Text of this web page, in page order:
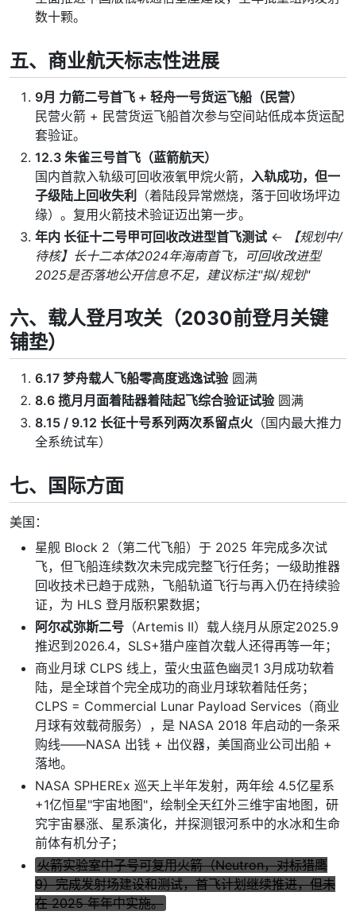
数十颗。
五、商业航天标志性进展
9月 力箭二号首飞 + 轻舟一号货运飞船（民营）
民营火箭 + 民营货运飞船首次参与空间站低成本货运配
套验证。
12.3 朱雀三号首飞（蓝箭航天）
国内首款入轨级可回收液氧甲烷火箭， 入轨成功，但一
子级陆上回收失利
（着陆段异常燃烧，落于回收场坪边
缘）。复用火箭技术验证迈出第一步。
年内 长征十二号甲可回收改进型首飞测试 ←
【规划中/
待核】长十二本体2024年海南首飞，可回收改进型
2025是否落地公开信息不足，建议标注"拟/规划"
六、载人登月攻关（2030前登月关键
铺垫）
6.17 梦舟载人飞船零高度逃逸试验圆满
8.6 揽月月面着陆器着陆起飞综合验证试验圆满
8.15 / 9.12 长征十号系列两次系留点火 （国内最大推力
全系统试车）
七、国际方面
美国：
星舰 Block 2（第二代飞船）于 2025 年完成多次试
飞，但飞船连续数次未完成完整飞行任务；一级助推器
回收技术已趋于成熟，飞船轨道飞行与再入仍在持续验
证，为 HLS 登月版积累数据；
阿尔忒弥斯二号 （Artemis II）载人绕月从原定2025.9
推迟到2026.4，SLS+猎户座首次载人还得再等一年；
商业月球 CLPS 线上，萤火虫蓝色幽灵1​ 3月成功软着
陆，是全球首个完全成功的商业月球软着陆任务；
CLPS = Commercial Lunar Payload Services（商业
月球有效载荷服务），是 NASA 2018 年启动的一条采
购线——NASA 出钱 + 出仪器，美国商业公司出船 +
落地。
NASA SPHEREx​ 巡天上半年发射，两年绘 4.5亿星系
+1亿恒星"宇宙地图"，绘制全天红外三维宇宙地图，研
究宇宙暴涨、星系演化，并探测银河系中的水冰和生命
前体有机分子；
火箭实验室中子号可复用火箭（Neutron，对标猎鹰
9）完成发射场建设和测试，首飞计划继续推进，但未
在 2025 年年中实施。